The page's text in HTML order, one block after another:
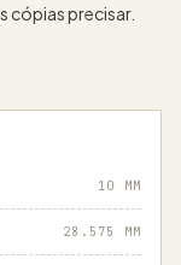
cópias precisar.
10 MM
28.575 MM